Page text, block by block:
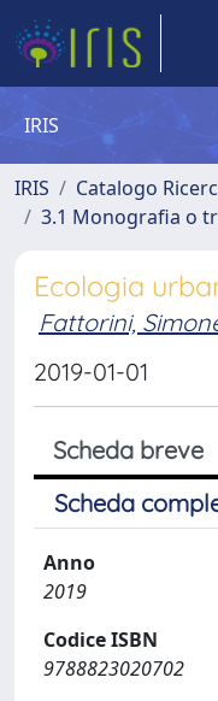
IRIS
IRIS Catalogo
3.1 Monografia o
Ecologia
Fattorini,
2019-01-01
Scheda breve
Scheda
Anno
2019
Codice ISBN
9788823020702